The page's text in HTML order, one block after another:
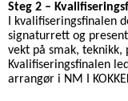
Steg 2 –
I kvalifiseringsfinalen
signaturrett og
vekt på smak,
Kvalifiseringsfinalen
arrangør i NM I